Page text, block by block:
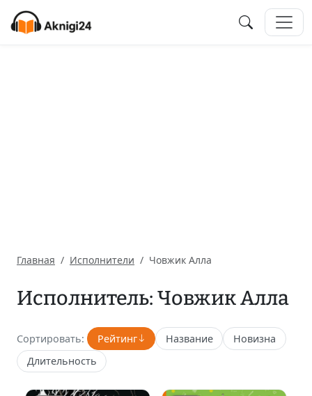
Главная Исполнители Човжик Алла
Исполнитель: Човжик Алла
Сортировать: Рейтинг Название
Новизна
Длительность